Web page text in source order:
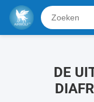
DE